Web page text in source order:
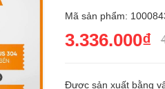
Mã sản phẩm:
3.336.000₫
Được sản xuất bằng